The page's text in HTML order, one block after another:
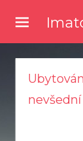
content
magazín.